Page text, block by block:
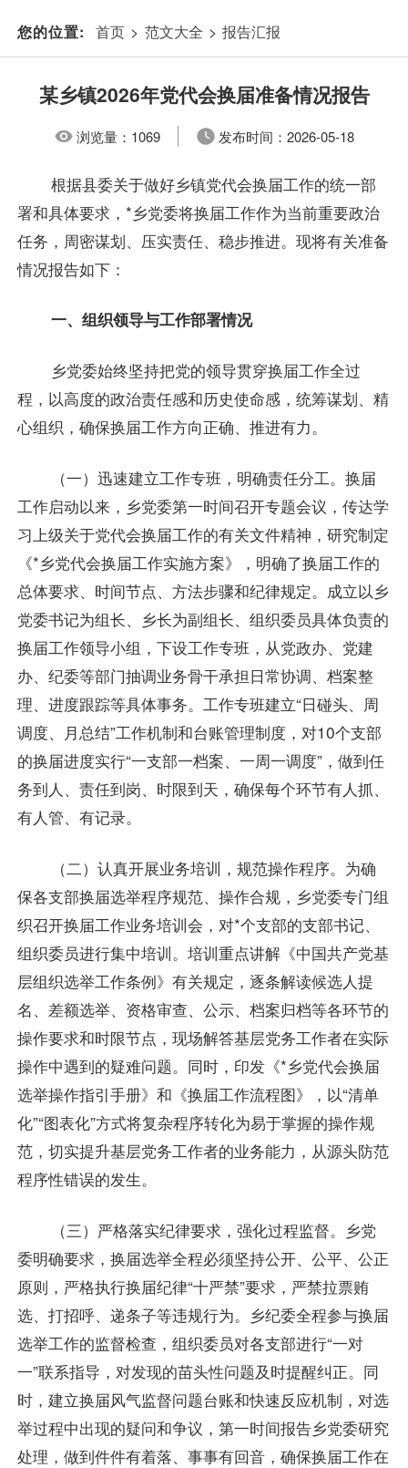
您的位置: 首页 > 范文大全 > 报告汇报
某乡镇2026年党代会换届准备情况报告
浏览量： 1069 发布时间： 2026-05-18
根据县委关于做好乡镇党代会换届工作的统一部
署和具体要求，*乡党委将换届工作作为当前重要政治
任务，周密谋划、压实责任、稳步推进。现将有关准备
情况报告如下：
一、组织领导与工作部署情况
乡党委始终坚持把党的领导贯穿换届工作全过
程，以高度的政治责任感和历史使命感，统筹谋划、精
心组织，确保换届工作方向正确、推进有力。
（一）迅速建立工作专班，明确责任分工。换届
工作启动以来，乡党委第一时间召开专题会议，传达学
习上级关于党代会换届工作的有关文件精神，研究制定
《*乡党代会换届工作实施方案》，明确了换届工作的
总体要求、时间节点、方法步骤和纪律规定。成立以乡
党委书记为组长、乡长为副组长、组织委员具体负责的
换届工作领导小组，下设工作专班，从党政办、党建
办、纪委等部门抽调业务骨干承担日常协调、档案整
理、进度跟踪等具体事务。工作专班建立“日碰头、周
调度、月总结”工作机制和台账管理制度，对10个支部
的换届进度实行“一支部一档案、一周一调度”，做到任
务到人、责任到岗、时限到天，确保每个环节有人抓、
有人管、有记录。
（二）认真开展业务培训，规范操作程序。为确
保各支部换届选举程序规范、操作合规，乡党委专门组
织召开换届工作业务培训会，对*个支部的支部书记、
组织委员进行集中培训。培训重点讲解《中国共产党基
层组织选举工作条例》有关规定，逐条解读候选人提
名、差额选举、资格审查、公示、档案归档等各环节的
操作要求和时限节点，现场解答基层党务工作者在实际
操作中遇到的疑难问题。同时，印发《*乡党代会换届
选举操作指引手册》和《换届工作流程图》，以“清单
化”“图表化”方式将复杂程序转化为易于掌握的操作规
范，切实提升基层党务工作者的业务能力，从源头防范
程序性错误的发生。
（三）严格落实纪律要求，强化过程监督。乡党
委明确要求，换届选举全程必须坚持公开、公平、公正
原则，严格执行换届纪律“十严禁”要求，严禁拉票贿
选、打招呼、递条子等违规行为。乡纪委全程参与换届
选举工作的监督检查，组织委员对各支部进行“一对
一”联系指导，对发现的苗头性问题及时提醒纠正。同
时，建立换届风气监督问题台账和快速反应机制，对选
举过程中出现的疑问和争议，第一时间报告乡党委研究
处理，做到件件有着落、事事有回音，确保换届工作在